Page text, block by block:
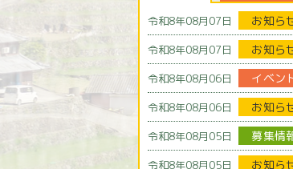
令和8年08月07日 お知ら
令和8年08月07日 お知ら
令和8年08月06日 イベン
令和8年08月06日 お知ら
令和8年08月05日 募集情
令和8年08月05日 お知ら